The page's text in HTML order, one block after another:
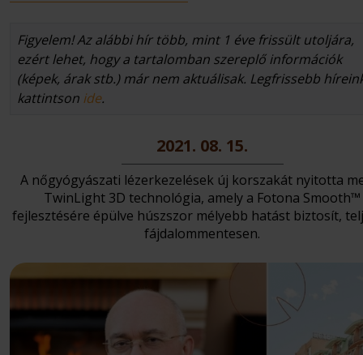
Figyelem! Az alábbi hír több, mint 1 éve frissült utoljára,
ezért lehet, hogy a tartalomban szereplő információk
(képek, árak stb.) már nem aktuálisak. Legfrissebb
kattintson ide.
2021. 08. 15.
A nőgyógyászati lézerkezelések új korszakát nyitotta
TwinLight 3D technológia, amely a Fotona Smooth™
fejlesztésére épülve húszszor mélyebb hatást biztosít,
fájdalommentesen.